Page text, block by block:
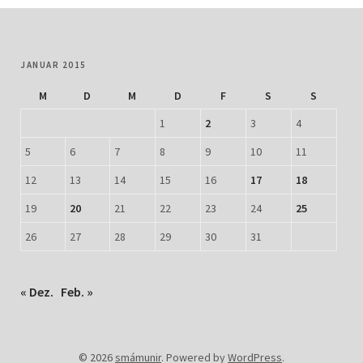
JANUAR 2015
M D M D F S
S
1
2 3
4
5
6 7 8 9 10
11
12
13 14 15 16 17
18
19
20 21 22 23 24
25
26
27 28 29 30 31
« Dez. Feb. »
© 2026smámunir. Powered byWordPress.